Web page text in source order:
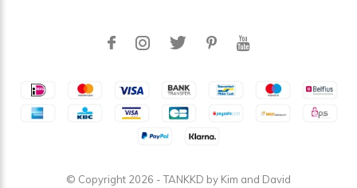
© Copyright 2026 - TANKKD by Kim and David